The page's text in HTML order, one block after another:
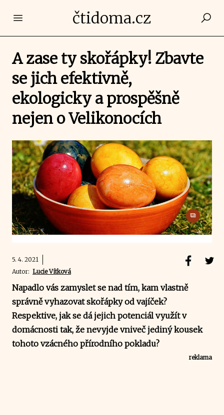
Open main menučtidoma.cz
A zase ty skořápky! Zbavte
se jich efektivně,
ekologicky a prospěšně
nejen o Velikonocích
5. 4. 2021
Autor: Lucie Vítková
Napadlo vás zamyslet se nad tím, kam vlastně
správně vyhazovat skořápky od vajíček?
Respektive, jak se dá jejich potenciál využít v
domácnosti tak, že nevyjde vniveč jediný kousek
tohoto vzácného přírodního pokladu?
reklama